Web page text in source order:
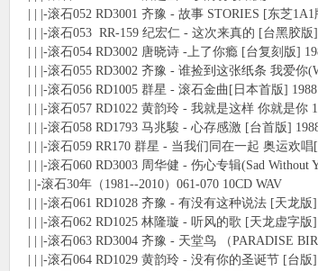
| | |-滚石052 RD3001 齐豫 - 故事 STORIES [东芝
| | |-滚石053 RR-159 纪宏仁 - 这次来真的 [台黑胶版
| | |-滚石054 RD3002 唐晓诗 -上了你瘾 [台复刻版]
| | |-滚石055 RD3002 齐豫 - 谁捡到这张纸条 我爱
| | |-滚石056 RD1005 群星 - 滚石金曲[日本首版]
| | |-滚石057 RD1022 黄韵玲 - 我就是这样 你就是你
| | |-滚石058 RD1793 马兆駿 - 心存感激 [台首版]
| | |-滚石059 RR170 群星 - 当我们同在一起 奥运欢
| | |-滚石060 RD3003 周华健 - 伤心专辑(Sad
| |-滚石30年（1981--2010）061-070 10CD WAV
| | |-滚石061 RD1028 齐豫 - 有没有这种说法 [天龙版
| | |-滚石062 RD1025 林隆璇 - 听风的歌 [天龙虚字版
| | |-滚石063 RD3004 齐豫 - 天堂鸟 （PARADISE
| | |-滚石064 RD1029 黄韵玲 - 没有你的圣诞节 [台版